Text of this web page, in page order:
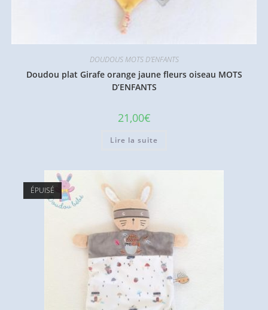
DOUDOUS MOTS D'ENFANTS
Doudou plat Girafe orange jaune fleurs oiseau MOTS
D’ENFANTS
21,00€
Lire la suite
ÉPUISÉ